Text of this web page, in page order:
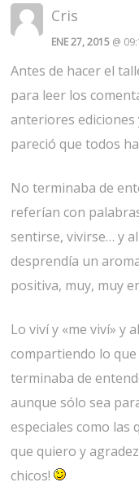
Cris
ENE 27, 2015 @
Antes de hacer el
para leer los
anteriores
pareció que todos
No terminaba de
referían con
sentirse, vivirse… y
desprendía un
positiva, muy, muy
Lo viví y «me viví» y
compartiendo lo
terminaba de
aunque sólo sea
especiales como las
que quiero y
chicos!